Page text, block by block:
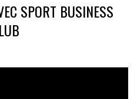
SPORT BUSINESS